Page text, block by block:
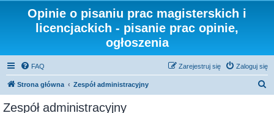
Opinie o pisaniu prac magisterskich i
licencjackich - pisanie prac opinie,
ogłoszenia
FAQ Zaloguj się
Zarejestruj się
Strona główna Zespół administracyjny
Zespół administracyjny